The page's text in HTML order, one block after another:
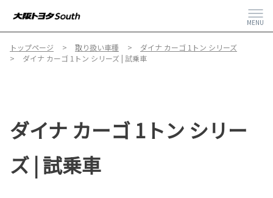
MENU
トップページ 取り扱い車種
ダイナ カーゴ 1トン シリーズ
ダイナ カーゴ 1トン シリーズ | 試乗車
ダイナ カーゴ 1トン シリー
ズ | 試乗車